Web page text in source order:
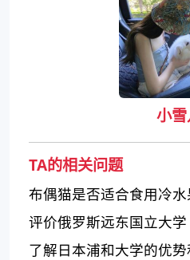
小
TA的相关问题
布偶猫是否适合食用冷水
评价俄罗斯远东国立大学
了解日本浦和大学的优